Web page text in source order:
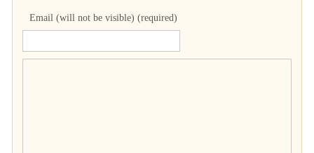
Email (will not be visible) (required)